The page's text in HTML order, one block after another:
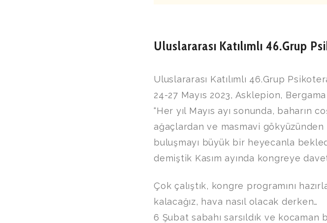
Uluslararası Katılımlı 46.Grup
Uluslararası Katılımlı 46.Grup
24-27 Mayıs 2023, Asklepion, Bergama
“Her yıl Mayıs ayı sonunda, baharın
ağaçlardan ve masmavi gökyüzünden
buluşmayı büyük bir heyecanla
demiştik Kasım ayında kongreye
Çok çalıştık, kongre programını
kalacağız, hava nasıl olacak derken…
6 Şubat sabahı sarsıldık ve kocaman